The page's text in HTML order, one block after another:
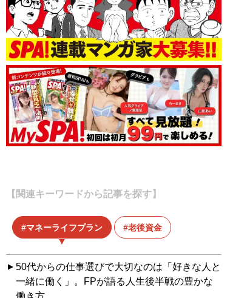
【関連キーワードから記事を探す】
マネーライフプラン 老後資金
50代からの仕事選びで大切なのは「好きな人と
一緒に働く」。FPが語る人生後半戦の豊かな